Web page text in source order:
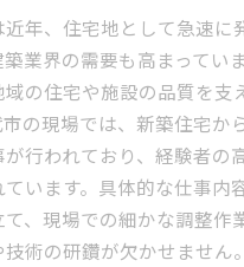
経験を活かす求人情報：
方へ
を再認識しよう：八千代
の展望
年、住宅地として急速に
業界の需要も高まってい
の住宅や施設の品質を支
の現場では、新築住宅か
行われており、経験者の
います。具体的な仕事内
、現場での細かな調整作
術の研鑽が欠かせません